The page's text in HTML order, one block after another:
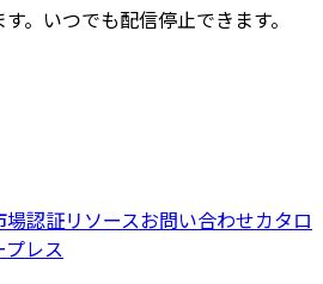
。いつでも配信停止できます。
場認証リソースお問い合わせカタロ
プレス